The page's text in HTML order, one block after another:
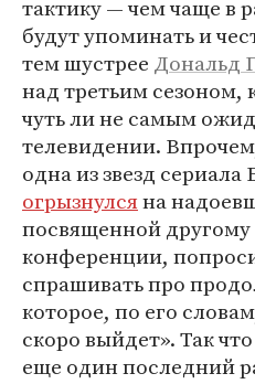
тактику — чем чаще в
будут упоминать и
тем шустрее Дональд
над третьим сезоном,
чуть ли не самым
телевидении.
одна из звезд
огрызнулсяна
посвященной другому
конференции,
спрашивать про
которое, по его
скоро выйдет». Так
еще один последний